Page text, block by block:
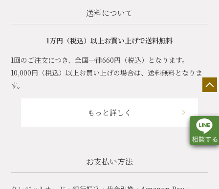
送料について
1万円（税込）以上お買い上げで送料無料
1回のご注文につき、全国一律660円（税込）となります。
10,000円（税込）以上お買い上げの場合は、送料無料となりま
す。
もっと詳しく
お支払い方法
店舗一覧 展示会情報 カタログ請求